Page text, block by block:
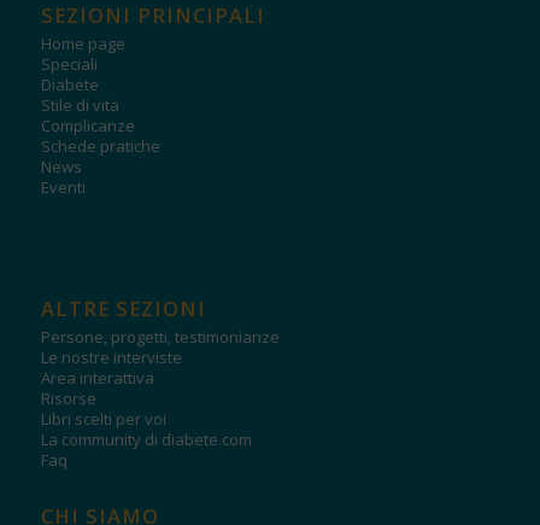
SEZIONI PRINCIPALI
Home page
Speciali
Diabete
Stile di vita
Complicanze
Schede pratiche
News
Eventi
ALTRE SEZIONI
Persone, progetti, testimonianze
Le nostre interviste
Area interattiva
Risorse
Libri scelti per voi
La community di diabete.com
Faq
CHI SIAMO